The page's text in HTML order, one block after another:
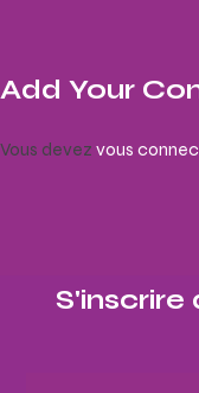
Add Your
Vous devez vous